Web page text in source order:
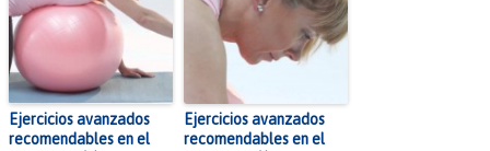
Ejercicios avanzados
recomendables en el
Ejercicios avanzados
recomendables en el